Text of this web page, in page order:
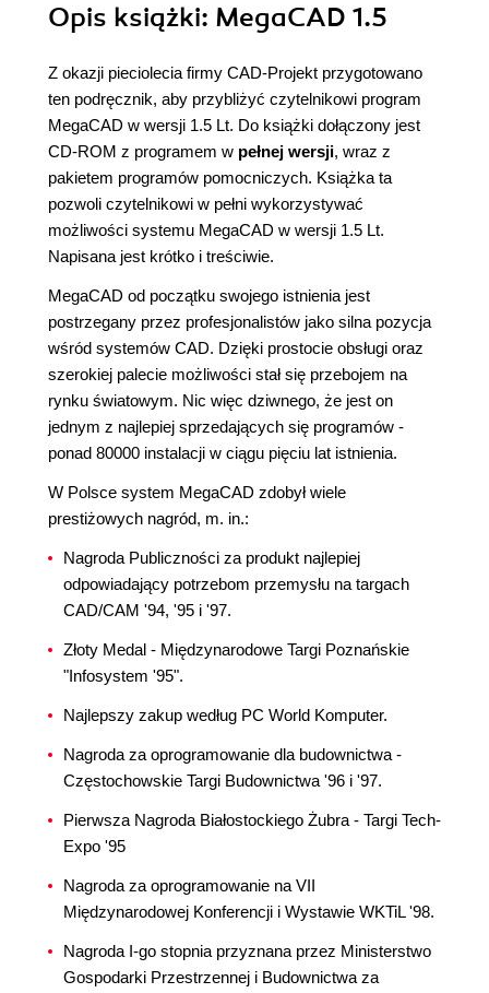
Opis książki: MegaCAD 1.5
Z okazji pieciolecia firmy CAD-Projekt przygotowano
ten podręcznik, aby przybliżyć czytelnikowi program
MegaCAD w wersji 1.5 Lt. Do książki dołączony jest
CD-ROM z programem w pełnej wersji, wraz z
pakietem programów pomocniczych. Książka ta
pozwoli czytelnikowi w pełni wykorzystywać
możliwości systemu MegaCAD w wersji 1.5 Lt.
Napisana jest krótko i treściwie.
MegaCAD od początku swojego istnienia jest
postrzegany przez profesjonalistów jako silna pozycja
wśród systemów CAD. Dzięki prostocie obsługi oraz
szerokiej palecie możliwości stał się przebojem na
rynku światowym. Nic więc dziwnego, że jest on
jednym z najlepiej sprzedających się programów -
ponad 80000 instalacji w ciągu pięciu lat istnienia.
W Polsce system MegaCAD zdobył wiele
prestiżowych nagród, m. in.:
Nagroda Publiczności za produkt najlepiej
odpowiadający potrzebom przemysłu na targach
CAD/CAM '94, '95 i '97.
Złoty Medal - Międzynarodowe Targi Poznańskie
"Infosystem '95".
Najlepszy zakup według PC World Komputer.
Nagroda za oprogramowanie dla budownictwa -
Częstochowskie Targi Budownictwa '96 i '97.
Pierwsza Nagroda Białostockiego Żubra - Targi Tech-
Expo '95
Nagroda za oprogramowanie na VII
Międzynarodowej Konferencji i Wystawie WKTiL '98.
Nagroda I-go stopnia przyznana przez Ministerstwo
Gospodarki Przestrzennej i Budownictwa za